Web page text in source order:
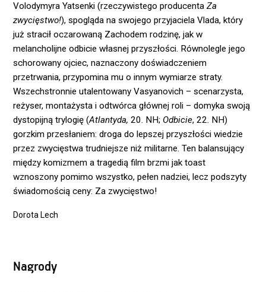
Volodymyra Yatsenki (rzeczywistego producentaZa
zwycięstwo!), spogląda na swojego przyjaciela Vlada, który
już stracił oczarowaną Zachodem rodzinę, jak w
melancholijne odbicie własnej przyszłości. Równolegle jego
schorowany ojciec, naznaczony doświadczeniem
przetrwania, przypomina mu o innym wymiarze straty.
Wszechstronnie utalentowany Vasyanovich – scenarzysta,
reżyser, montażysta i odtwórca głównej roli – domyka swoją
dystopijną trylogię (Atlantyda,20. NH; Odbicie, 22. NH)
gorzkim przesłaniem: droga do lepszej przyszłości wiedzie
przez zwycięstwa trudniejsze niż militarne. Ten balansujący
między komizmem a tragedią film brzmi jak toast
wznoszony pomimo wszystko, pełen nadziei, lecz podszyty
świadomością ceny: Za zwycięstwo!
Dorota Lech
Nagrody